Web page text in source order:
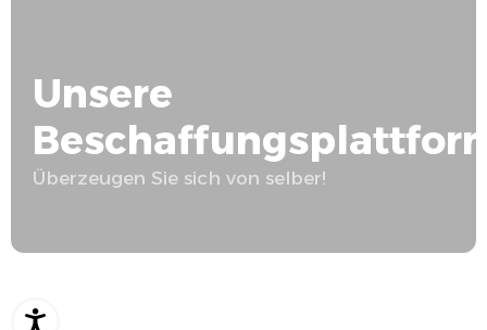
Unsere
Überzeugen Sie sich von selber!